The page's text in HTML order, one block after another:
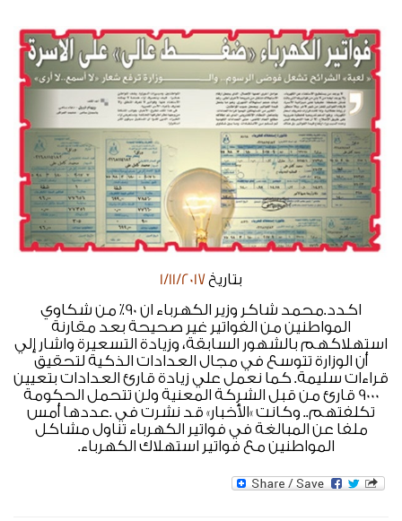
بتاريخ1/11/2017
اكدد.محمد شاكر وزير الكهرباء ان 90٪ من شكاوي
المواطنين من الفواتير غير صحيحة بعد مقارنة
استهلاكهم بالشهور السابقة، وزيادة التسعيرة واشار إلي
أن الوزارة تتوسع في مجال العدادات الذكية لتحقيق
قراءات سليمة. كما نعمل علي زيادة قارئ العدادات بتعيين
9000 قارئ من قبل الشركة المعنية ولن تتحمل الحكومة
تكلفتهم.. وكانت »الأخبار»‬ قد نشرت في .عددها أمس
ملفا عن المبالغة في فواتير الكهرباء تناول مشاكل
المواطنين مع فواتير استهلاك الكهرباء.